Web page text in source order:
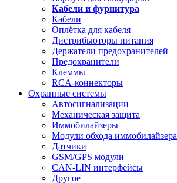
Кабели и фурнитура
Кабели
Оплётка для кабеля
Дистрибьюторы питания
Держатели предохранителей
Предохранители
Клеммы
RCA-коннекторы
Охранные системы
Автосигнализации
Механическая защита
Иммобилайзеры
Модули обхода иммобилайзера
Датчики
GSM/GPS модули
CAN-LIN интерфейсы
Другое